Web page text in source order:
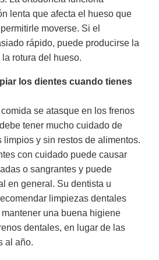
lenta que afecta el hueso que
moverse. Si el
rápido, puede producirse la
rotura del hueso.
los dientes cuando tienes
se atasque en los frenos
tener mucho cuidado de
limpios y sin restos de alimentos.
con cuidado puede causar
o sangrantes y puede
en general. Su dentista u
limpiezas dentales
una buena higiene
dentales, en lugar de las
al año.